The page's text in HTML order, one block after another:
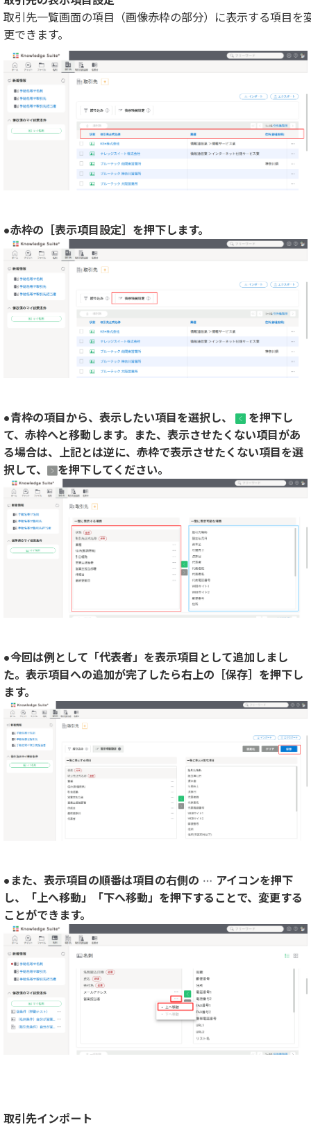
取引先一覧画面の項目（画像赤枠の部分）に表示する項目を
更できます。
●赤枠の［表示項目設定］を押下します。
●青枠の項目 から、表示したい項目を選択し、
を押下し
て、赤枠へと移動します。また、表示させたくない項目があ
る場合は、上記とは逆に、赤枠で表示させたくない項目を選
択して、
を押下してください。
●今回は例として「代表者」を表示項目として追加しまし
た。表示項目への追加が完了したら右上の［ 保存 ］を押下し
ます。
●また、表示項目の順番は項目の右側の
アイコンを押下
し、「上へ移動」「下へ移動」を押下することで、変更する
ことができます。
取引先インポート